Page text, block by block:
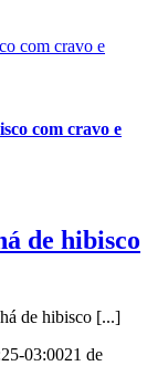
com cravo e
com cravo e
de hibisco
de hibisco [...]
03:0021 de